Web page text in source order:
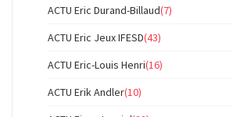
ACTU Eric Durand-Billaud(7)
ACTU Eric Jeux IFESD(43)
ACTU Eric-Louis Henri(16)
ACTU Erik Andler(10)